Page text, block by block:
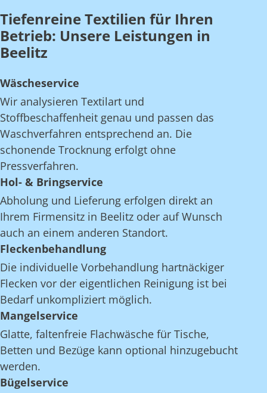
Tiefenreine Textilien für Ihren
Betrieb: Unsere Leistungen in
Beelitz
Wäscheservice
Wir analysieren Textilart und
Stoffbeschaffenheit genau und passen das
Waschverfahren entsprechend an. Die
schonende Trocknung erfolgt ohne
Pressverfahren.
Hol- & Bringservice
Abholung und Lieferung erfolgen direkt an
Ihrem Firmensitz in Beelitz oder auf Wunsch
auch an einem anderen Standort.
Fleckenbehandlung
Die individuelle Vorbehandlung hartnäckiger
Flecken vor der eigentlichen Reinigung ist bei
Bedarf unkompliziert möglich.
Mangelservice
Glatte, faltenfreie Flachwäsche für Tische,
Betten und Bezüge kann optional hinzugebucht
werden.
Bügelservice